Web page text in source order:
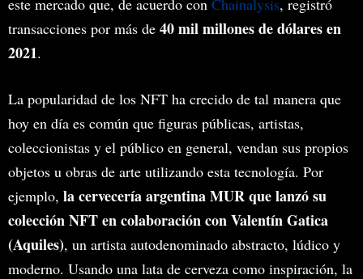
transacciones por más de 40 mil millones de dólares en
2021.
La popularidad de los NFT ha crecido de tal manera que
hoy en día es común que figuras públicas, artistas,
coleccionistas y el público en general, vendan sus propios
objetos u obras de arte utilizando esta tecnología. Por
ejemplo, la cervecería argentina MUR que lanzó su
colección NFT en colaboración con Valentín Gatica
(Aquiles), un artista autodenominado abstracto, lúdico y
moderno. Usando una lata de cerveza como inspiración, la